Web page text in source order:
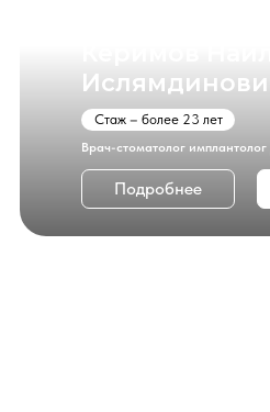
Подробнее
Врач-стоматолог
Стаж – более 23 лет